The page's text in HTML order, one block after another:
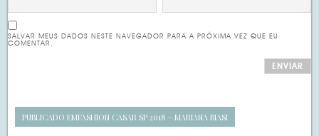
SALVAR MEUS DADOS NESTE NAVEGADOR PARA A PRÓXIMA VEZ QUE EU
COMENTAR.
PUBLICADO EMFASHION CASAR SP 2018 – MARIANA BIASI